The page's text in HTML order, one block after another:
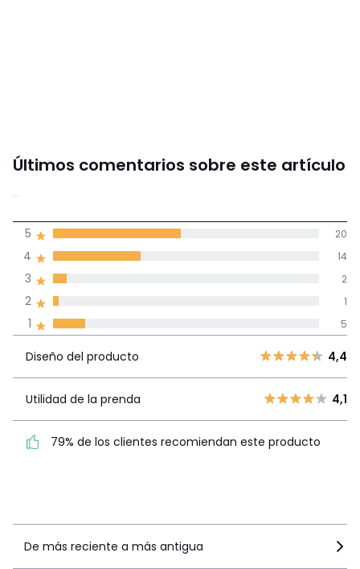
Últimos comentarios sobre este artículo
4
4
Diseño del
4,1
79% de los clientes
1 5
2 1
3 2
4 14
5 20
Diseño del producto 4,4
Utilidad de la prenda 4,1
79% de los clientes recomiendan este producto
De más reciente a más antigua